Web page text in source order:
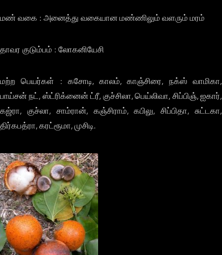
மண் வகை : அனைத்து வகையான மண்ணிலும் வளரும் மரம்
தாவர குடும்பம் : லோகனியேசி
மற்ற பெயர்கள் : கசோடி, காலம், காஞ்சிரை, நக்ஸ் வாமிகா,
பாய்சன் நட், ஸ்ட்ரிக்னைன் ட்ரீ, குச்சிலா, பெய்லிவா, சிப்பிஞ், ஐகார்,
கஜ்ரா, குச்லா, சாம்ரான், கஞ்சிராம், கபிலு, சிப்பிதா, சுட்டகா,
திர்கபத்ரா, கரட்ரூமா, முசிடி.